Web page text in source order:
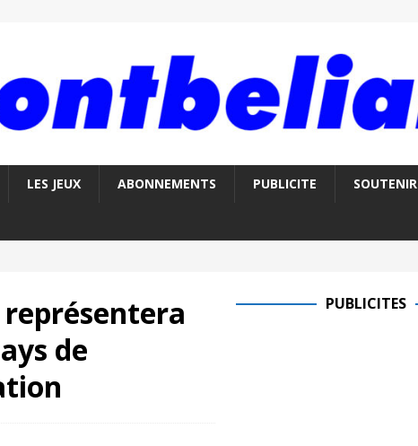
LES JEUX ABONNEMENTS PUBLICITE SOUTENIR
représentera
de
PUBLICITES